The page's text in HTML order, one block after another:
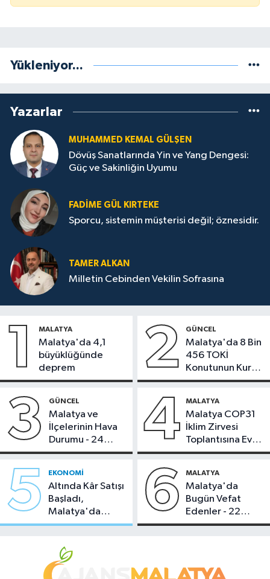
Yükleniyor...
Yazarlar
MUHAMMED KEMAL GÜLŞEN
Dövüş Sanatlarında Yin ve Yang Dengesi:
Güç ve Sakinliğin Uyumu
FADIME GÜL KIRTEKE
Sporcu, sistemin müşterisi değil; öznesidir.
TAMER ALKAN
Milletin Cebinden Vekilin Sofrasına
1 MALATYA
Malatya'da 4,1
büyüklüğünde
deprem
2 GÜNCEL
Malatya'da 8 Bin
456 TOKİ
Konutunun Kurası
Bugün Çekiliyor
3 GÜNCEL
Malatya ve
İlçelerinin Hava
Durumu - 24
Temmuz 2026
4 MALATYA
Malatya COP31
İklim Zirvesi
Toplantısına Ev
Sahipliği Yaptı
5 EKONOMI
Altında Kâr Satışı
Başladı,
Malatya'da
Makas Ne
6 MALATYA
Malatya'da
Bugün Vefat
Edenler - 22
Temmuz 2026